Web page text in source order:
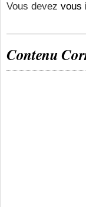
Vous devez vous
Contenu